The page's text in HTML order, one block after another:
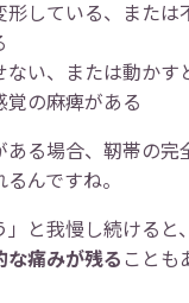
形している、または
ない、または動かす
覚の麻痺がある
ある場合、靭帯の完
んですね。
」と我慢し続けると、
な痛みが残る ことも